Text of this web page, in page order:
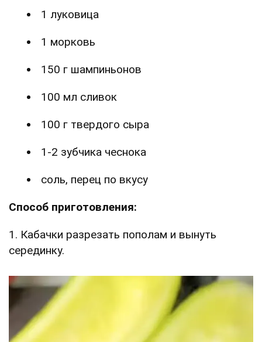
1 луковица
1 морковь
150 г шампиньонов
100 мл сливок
100 г твердого сыра
1-2 зубчика чеснока
соль, перец по вкусу ⠀
Способ приготовления:
1. Кабачки разрезать пополам и вынуть
серединку.